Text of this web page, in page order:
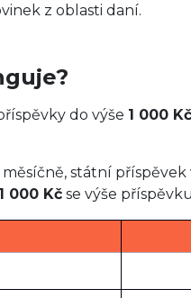
z oblasti daní.
do výše 1 000 Kč
státní příspěvek
000 Kč se výše